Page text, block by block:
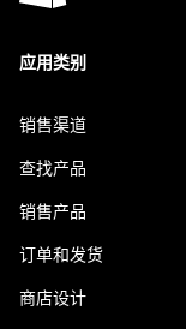
应用类别
销售渠道
查找产品
销售产品
订单和发货
商店设计